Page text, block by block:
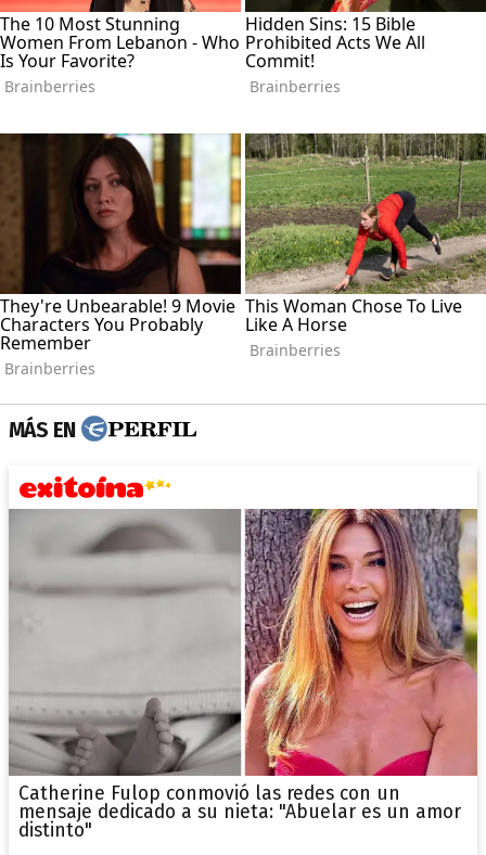
MÁS EN
Catherine Fulop conmovió las redes con un
mensaje dedicado a su nieta: "Abuelar es un amor
distinto"